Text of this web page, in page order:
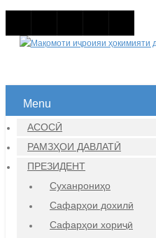
Menu
АСОСӢ
РАМЗҲОИ ДАВЛАТӢ
ПРЕЗИДЕНТ
Суханрониҳо
Сафарҳои дохилӣ
Сафарҳои хориҷӣ